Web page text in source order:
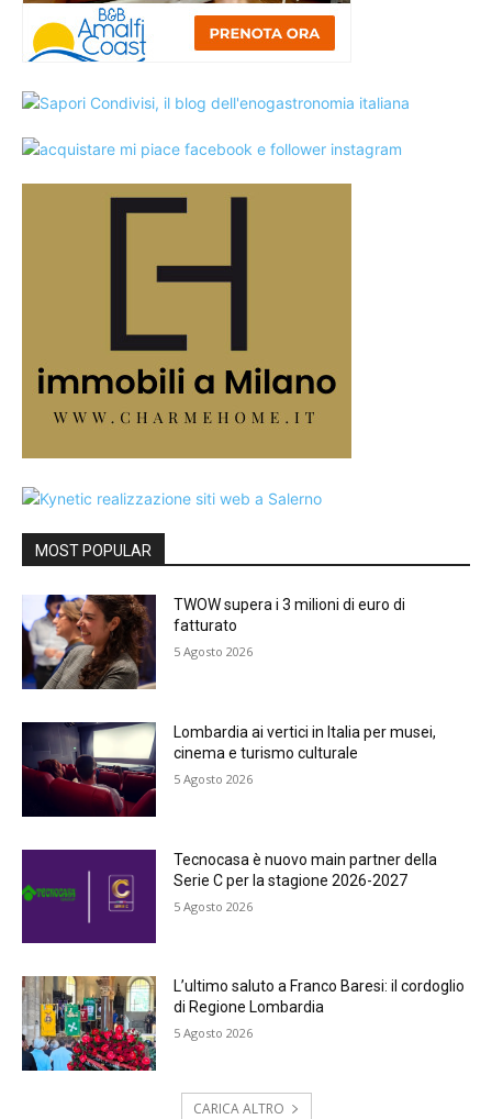
MOST POPULAR
TWOW supera i 3 milioni di euro di
fatturato
5 Agosto 2026
Lombardia ai vertici in Italia per musei,
cinema e turismo culturale
5 Agosto 2026
Tecnocasa è nuovo main partner della
Serie C per la stagione 2026-2027
5 Agosto 2026
L’ultimo saluto a Franco Baresi: il cordoglio
di Regione Lombardia
5 Agosto 2026
CARICA ALTRO